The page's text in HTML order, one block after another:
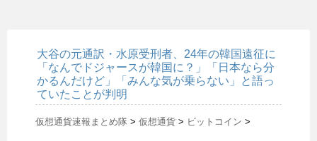
大谷の元通訳・水原受刑者、24年の韓国遠征に
「なんでドジャースが韓国に？」「日本なら分
かるんだけど」「みんな気が乗らない」と語っ
ていたことが判明
仮想通貨速報まとめ隊 > 仮想通貨 > ビットコイン >